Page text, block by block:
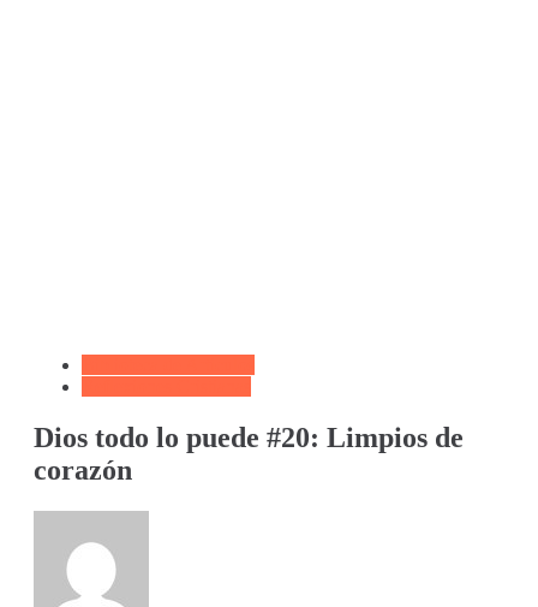
Dios todo lo puede #20: Limpios de
corazón